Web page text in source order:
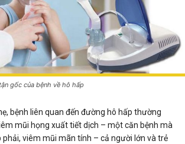
gốc của bệnh về hô hấp
bệnh liên quan đến đường hô hấp thường
mũi họng xuất tiết dịch – một căn bệnh mà
viêm mũi mãn tính – cả người lớn và trẻ